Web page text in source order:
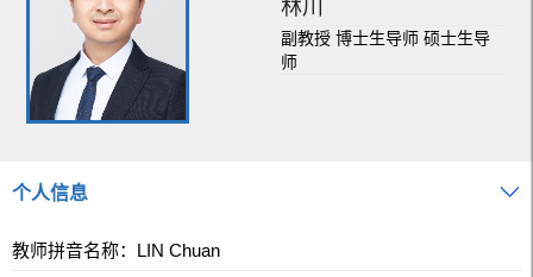
林川
副教授 博士生导师 硕士生导
师
个人信息
教师拼音名称：LIN Chuan